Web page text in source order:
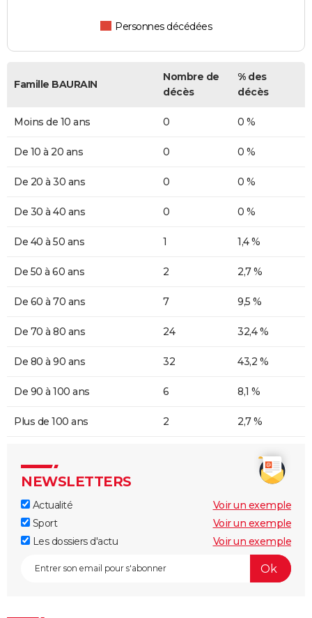
Personnes décédées
Famille BAURAIN
Nombre de
décès
% des
décès
Moins de 10 ans 0 0 %
De 10 à 20 ans 0 0 %
De 20 à 30 ans 0 0 %
De 30 à 40 ans 0 0 %
De 40 à 50 ans 1 1,4 %
De 50 à 60 ans 2 2,7 %
De 60 à 70 ans 7 9,5 %
De 70 à 80 ans 24 32,4 %
De 80 à 90 ans 32 43,2 %
De 90 à 100 ans 6 8,1 %
Plus de 100 ans 2 2,7 %
NEWSLETTERS
Actualité
Voir un exemple
Sport
Voir un exemple
Les dossiers d'actu
Voir un exemple